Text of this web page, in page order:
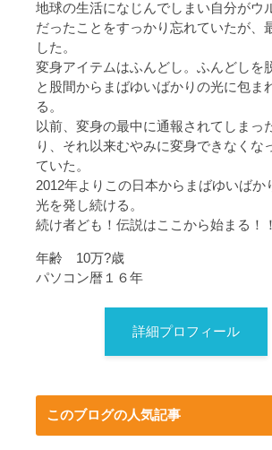
地球の生活になじんでしまい自分がウ
だったことをすっかり忘れていたが、
した。
変身アイテムはふんどし。ふんどしを
と股間からまばゆいばかりの光に包ま
る。
以前、変身の最中に通報されてしまっ
り、それ以来むやみに変身できなくな
ていた。
2012年よりこの日本からまばゆいばか
光を発し続ける。
続け者ども！伝説はここから始まる！！
年齢 10万?歳
パソコン暦１６年
詳細プロフィール
このブログの人気記事